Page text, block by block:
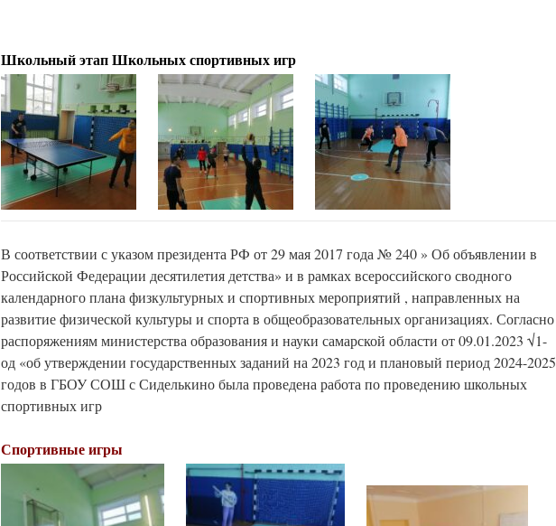
Школьный этап Школьных спортивных игр
В соответствии с указом президента РФ от 29 мая 2017 года № 240 » Об объявлении в
Российской Федерации десятилетия детства» и в рамках всероссийского сводного
календарного плана физкультурных и спортивных мероприятий , направленных на
развитие физической культуры и спорта в общеобразовательных организациях. Согласно
распоряжениям министерства образования и науки самарской области от 09.01.2023 √1-
од «об утверждении государственных заданий на 2023 год и плановый период 2024-2025
годов в ГБОУ СОШ с Сиделькино была проведена работа по проведению школьных
спортивных игр
Спортивные игры